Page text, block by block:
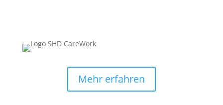
Mehr erfahren